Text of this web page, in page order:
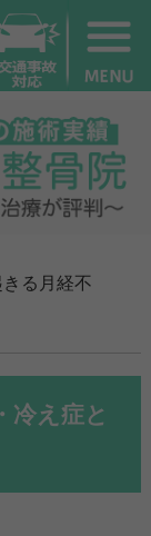
る月経不
冷え症と